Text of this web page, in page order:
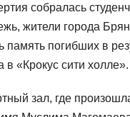
собралась
жители города
память погибших в
в «Крокус сити холле».
зал, где